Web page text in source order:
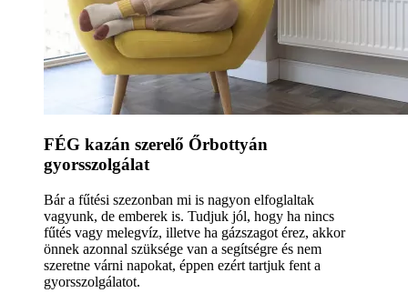
FÉG kazán szerelő Őrbottyán
gyorsszolgálat
Bár a fűtési szezonban mi is nagyon elfoglaltak
vagyunk, de emberek is. Tudjuk jól, hogy ha nincs
fűtés vagy melegvíz, illetve ha gázszagot érez, akkor
önnek azonnal szüksége van a segítségre és nem
szeretne várni napokat, éppen ezért tartjuk fent a
gyorsszolgálatot.